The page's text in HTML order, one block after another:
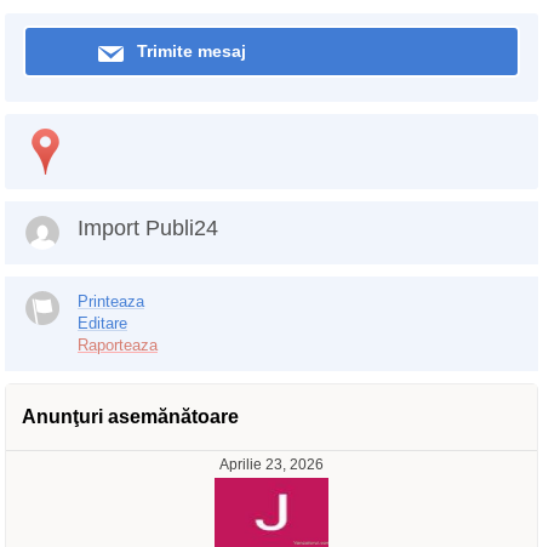
Trimite mesaj
Import Publi24
Printeaza
Editare
Raporteaza
Anunţuri asemănătoare
Aprilie 23, 2026